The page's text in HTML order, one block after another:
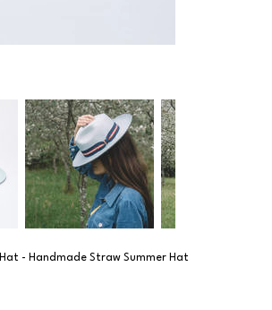
- Handmade Straw Summer Hat